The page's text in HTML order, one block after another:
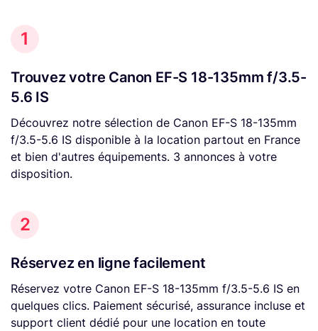
1
Trouvez votre Canon EF-S 18-135mm f/3.5-
5.6 IS
Découvrez notre sélection de Canon EF-S 18-135mm
f/3.5-5.6 IS disponible à la location partout en France
et bien d'autres équipements. 3 annonces à votre
disposition.
2
Réservez en ligne facilement
Réservez votre Canon EF-S 18-135mm f/3.5-5.6 IS en
quelques clics. Paiement sécurisé, assurance incluse et
support client dédié pour une location en toute